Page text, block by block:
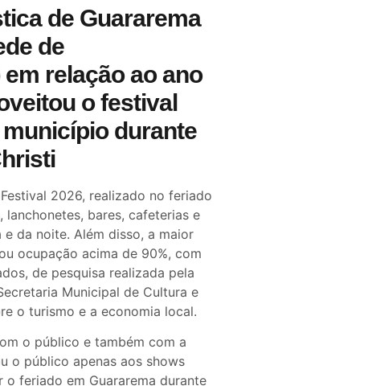
de Guararema
de
relação ao ano
o festival
durante
2026, realizado no feriado
bares, cafeterias e
da noite. Além disso, a maior
ocupação acima de 90%, com
de pesquisa realizada pela
Municipal de Cultura e
o turismo e a economia local.
o público e também com a
o público apenas aos shows
feriado em Guararema durante